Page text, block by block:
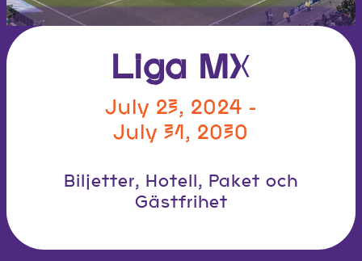
Liga MX
July 23, 2024 -
July 31, 2030
Biljetter, Hotell, Paket och
Gästfrihet